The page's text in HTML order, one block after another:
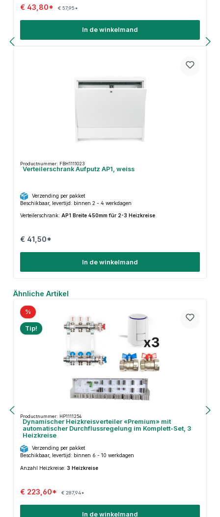
€ 43,80* € 57,95*
In de winkelmand
Productnummer: FBH1111023
Verteilerschrank Aufputz AP1, weiss
Verzending per pakket
Beschikbaar, levertijd: binnen 2 - 4 werkdagen
Verteilerschrank: AP1 Breite 450mm für 2-3 Heizkreise
€ 41,50*
In de winkelmand
Productgalerij overslaan
Ähnliche Artikel
%
Tip!
Productnummer: HP1111254
Dynamischer Heizkreisverteiler «Premium» mit
automatischer Durchflussregelung im Komplett-Set, 3
Heizkreise
Verzending per pakket
Beschikbaar, levertijd: binnen 6 - 10 werkdagen
Anzahl Heizkreise: 3 Heizkreise
€ 223,60* € 287,94*
In de winkelmand